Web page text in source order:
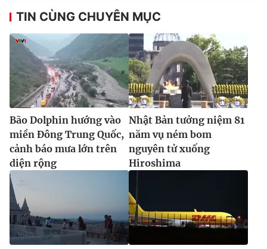
TIN CÙNG CHUYÊN MỤC
Bão Dolphin hướng vào
miền Đông Trung Quốc,
cảnh báo mưa lớn trên
diện rộng
Nhật Bản tưởng niệm 81
năm vụ ném bom
nguyên tử xuống
Hiroshima